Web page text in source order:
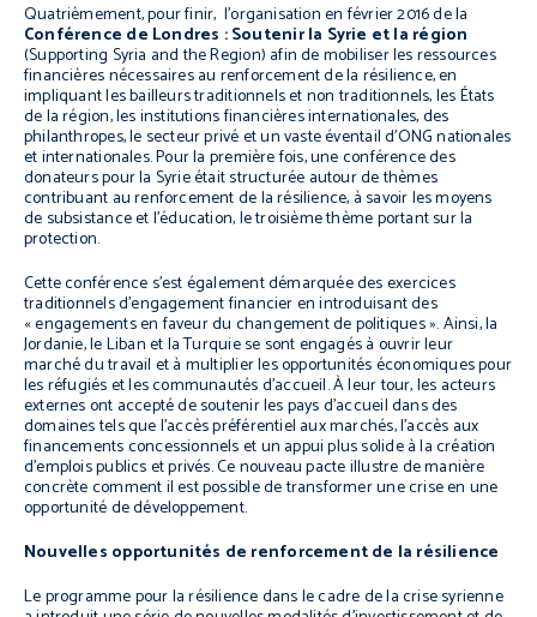
Quatrièmement, pour finir, l’organisation en février 2016 de la
Conférence de Londres : Soutenir la Syrie et la région
(Supporting Syria and the Region) afin de mobiliser les ressources
financières nécessaires au renforcement de la résilience, en
impliquant les bailleurs traditionnels et non traditionnels, les États
de la région, les institutions financières internationales, des
philanthropes, le secteur privé et un vaste éventail d’ONG nationales
et internationales. Pour la première fois, une conférence des
donateurs pour la Syrie était structurée autour de thèmes
contribuant au renforcement de la résilience, à savoir les moyens
de subsistance et l’éducation, le troisième thème portant sur la
protection.
Cette conférence s’est également démarquée des exercices
traditionnels d’engagement financier en introduisant des
« engagements en faveur du changement de politiques ». Ainsi, la
Jordanie, le Liban et la Turquie se sont engagés à ouvrir leur
marché du travail et à multiplier les opportunités économiques pour
les réfugiés et les communautés d’accueil. À leur tour, les acteurs
externes ont accepté de soutenir les pays d’accueil dans des
domaines tels que l’accès préférentiel aux marchés, l’accès aux
financements concessionnels et un appui plus solide à la création
d’emplois publics et privés. Ce nouveau pacte illustre de manière
concrète comment il est possible de transformer une crise en une
opportunité de développement.
Nouvelles opportunités de renforcement de la résilience
Le programme pour la résilience dans le cadre de la crise syrienne